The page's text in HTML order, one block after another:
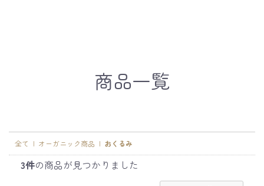
商品一覧
全て | オーガニック商品 | おくるみ
3件の商品が見つかりました